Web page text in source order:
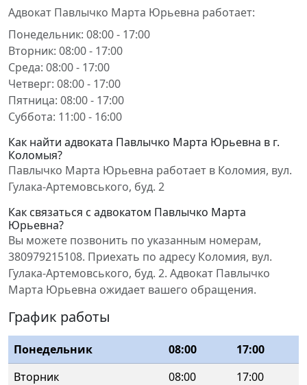
Адвокат Павлычко Марта Юрьевна работает:
Понедельник: 08:00 - 17:00
Вторник: 08:00 - 17:00
Среда: 08:00 - 17:00
Четверг: 08:00 - 17:00
Пятница: 08:00 - 17:00
Суббота: 11:00 - 16:00
Как найти адвоката Павлычко Марта Юрьевна в г.
Коломыя?
Павлычко Марта Юрьевна работает в Коломия, вул.
Гулака-Артемовського, буд. 2
Как связаться с адвокатом Павлычко Марта
Юрьевна?
Вы можете позвонить по указанным номерам,
380979215108. Приехать по адресу Коломия, вул.
Гулака-Артемовського, буд. 2. Адвокат Павлычко
Марта Юрьевна ожидает вашего обращения.
График работы
Понедельник 08:00
17:00
Вторник
08:00
17:00